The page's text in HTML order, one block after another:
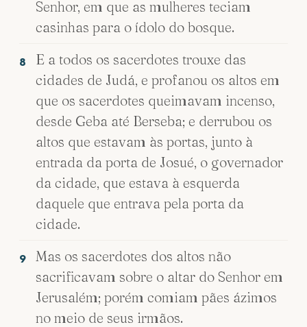
Senhor, em que as mulheres teciam
casinhas para o ídolo do bosque.
8
E a todos os sacerdotes trouxe das
cidades de Judá, e profanou os altos em
que os sacerdotes queimavam incenso,
desde Geba até Berseba; e derrubou os
altos que estavam às portas, junto à
entrada da porta de Josué, o governador
da cidade, que estava à esquerda
daquele que entrava pela porta da
cidade.
9
Mas os sacerdotes dos altos não
sacrificavam sobre o altar do Senhor em
Jerusalém; porém comiam pães ázimos
no meio de seus irmãos.